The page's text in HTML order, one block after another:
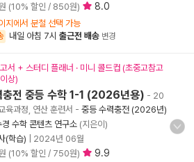
(10% 할인 / 850원) 8.0
지에서 분철 선택 가능
내일 아침 7시 출근전 배송 변경
서 + 스터디 플래너 · 미니 콜드컵 (초중고참고
상)
충전 중등 수학 1-1 (2026년용) - 20
육과정, 연산 훈련서 - 중등 수력충전 (2026년)
경 수학 콘텐츠 연구소 (지은이)
(학습)
2024년 06월
(10% 할인 / 750원) 9.9